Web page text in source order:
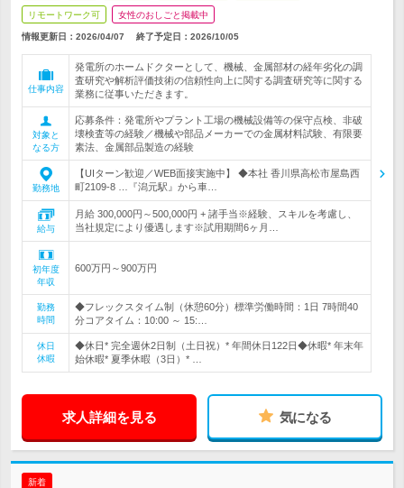
リモートワーク可 女性のおしごと掲載中
情報更新日：2026/04/07 終了予定日： 2026/10/05
仕事内容
発電所のホームドクターとして、機械、金属部材の経年劣化の調
査研究や解析評価技術の信頼性向上に関する調査研究等に関する
業務に従事いただきます。
対象と
なる方
応募条件：発電所やプラント工場の機械設備等の保守点検、非破
壊検査等の経験／機械や部品メーカーでの金属材料試験、有限要
素法、金属部品製造の経験
勤務地
【UIターン歓迎／WEB面接実施中】 ◆本社 香川県高松市屋島西
町2109-8 …『潟元駅』から車…
給与
月給 300,000円～500,000円 + 諸手当※経験、スキルを考慮し、
当社規定により優遇します※試用期間6ヶ月…
初年度
年収
600万円～900万円
勤務
時間
◆フレックスタイム制（休憩60分）標準労働時間：1日 7時間40
分コアタイム：10:00 ～ 15:…
休日
休暇
◆休日* 完全週休2日制（土日祝）* 年間休日122日◆休暇* 年末年
始休暇* 夏季休暇（3日）* …
求人詳細を見る 気になる
新着